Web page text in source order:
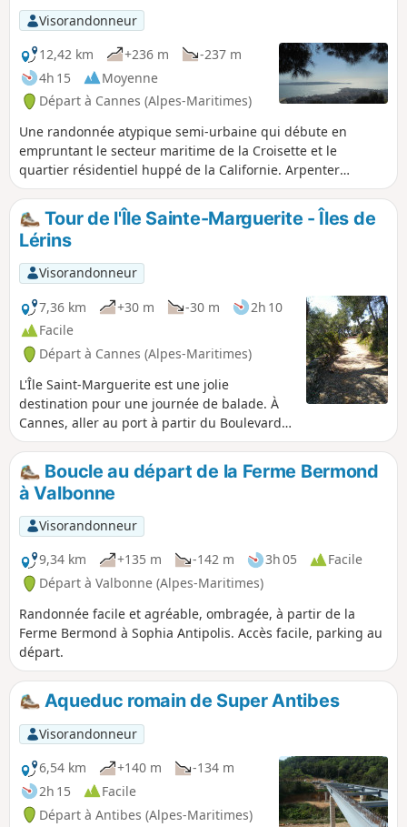
Visorandonneur
12,42 km
+236 m
-237 m
4h 15
Moyenne
Départ à Cannes (Alpes-Maritimes)
Une randonnée atypique semi-urbaine qui débute en
empruntant le secteur maritime de la Croisette et le
quartier résidentiel huppé de la Californie. Arpenter
ensuite une partie sauvage du tracé de l'ancien funiculaire
qui reliait la partie basse de Cannes et l'Observatoire de
Super Cannes. Pour emprunter enfin le sentier de l'ancien
Canal de la Siagne aux espaces verts avec ses points de vue
remarquables.
Tour de l'Île Sainte-Marguerite - Îles de
Lérins
Visorandonneur
7,36 km
+30 m -30 m
2h 10
Facile
Départ à Cannes (Alpes-Maritimes)
L'Île Saint-Marguerite est une jolie
destination pour une journée de balade. À
Cannes, aller au port à partir du Boulevard
Jean Hibert (parking payant). Il y a des
navettes régulières toutes les trente minutes
et la traversée dure dix à quinze minutes.
Boucle au départ de la Ferme Bermond
à Valbonne
Visorandonneur
9,34 km
+135 m -142 m 3h 05
Facile
Départ à Valbonne (Alpes-Maritimes)
Randonnée facile et agréable, ombragée, à partir de la
Ferme Bermond à Sophia Antipolis. Accès facile, parking au
départ.
Aqueduc romain de Super Antibes
Visorandonneur
6,54 km
+140 m
-134 m
2h 15
Facile
Départ à Antibes (Alpes-Maritimes)